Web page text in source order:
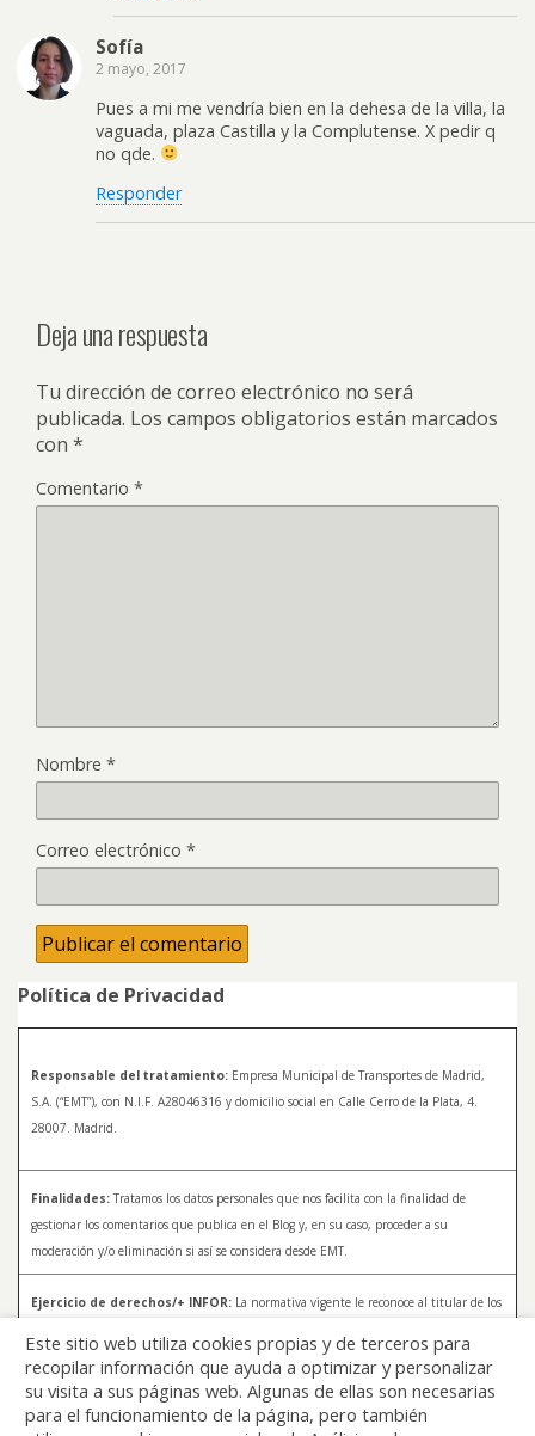
Sofía
2 mayo, 2017
Pues a mi me vendría bien en la dehesa de la villa, la
vaguada, plaza Castilla y la Complutense. X pedir q
no qde.
Responder
Deja una respuesta
Tu dirección de correo electrónico no será
publicada. Los campos obligatorios están marcados
con *
Comentario *
Nombre *
Correo electrónico *
Política de Privacidad
Responsable del tratamiento: Empresa Municipal de Transportes de Madrid,
S.A. (“EMT”), con N.I.F. A28046316 y domicilio social en Calle Cerro de la Plata, 4.
28007. Madrid.
Finalidades: Tratamos los datos personales que nos facilita con la finalidad de
gestionar los comentarios que publica en el Blog y, en su caso, proceder a su
moderación y/o eliminación si así se considera desde EMT.
Ejercicio de derechos/+ INFOR: La normativa vigente le reconoce al titular de los
rectificar y a solicitar la supresión de sus datos. Para más información sobre el
tratamiento de sus datos y la forma en que puede ejercer sus derechos, consulte la
Política de Privacidad de Blog EMT, disponible en:
blog.emtmadrid.es/politica-de-
Este sitio web utiliza cookies propias y de terceros para
recopilar información que ayuda a optimizar y personalizar
su visita a sus páginas web. Algunas de ellas son necesarias
para el funcionamiento de la página, pero también